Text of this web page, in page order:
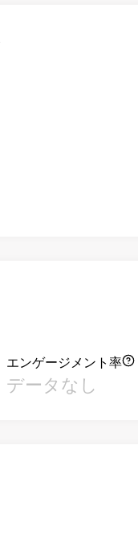
エンゲージメント率
データなし